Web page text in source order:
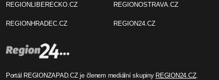
REGIONLIBERECKO.CZ
REGIONHRADEC.CZ
REGIONOSTRAVA.CZ
REGION24.CZ
Portál REGIONZAPAD.CZ je členem mediální skupiny REGION24.CZ.